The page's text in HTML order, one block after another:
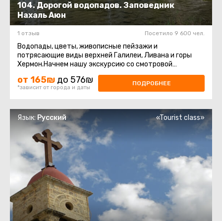
104. Дорогой водопадов. Заповедник
Нахаль Аюн
1 отзыв Посетило 9 600 чел.
Водопады, цветы, живописные пейзажи и
потрясающие виды верхней Галилеи, Ливана и горы
Хермон.Начнем нашу экскурсию со смотровой
площадки, посмотрим на красавицу Метулу ...
от 165₪ до 576₪
*зависит от города и даты
ПОДРОБНЕЕ
Язык: Русский «Tourist class»